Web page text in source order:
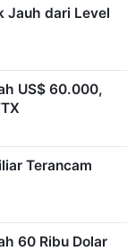
Jauh dari Level
US$ 60.000,
Terancam
60 Ribu Dolar